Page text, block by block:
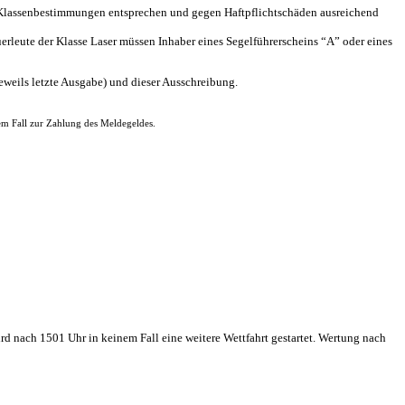
entsprechen und gegen Haftpflichtschäden ausreichend
der Klasse Laser müssen Inhaber eines Segelführerscheins “A” oder eines
letzte Ausgabe) und dieser Ausschreibung.
Fall zur Zahlung des Meldegeldes.
nach 1501 Uhr in keinem Fall eine weitere Wettfahrt gestartet. Wertung nach